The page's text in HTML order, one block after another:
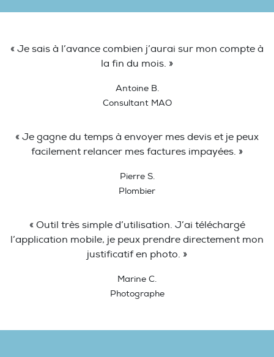
« Je sais à l’avance combien j’aurai sur mon compte à
la fin du mois. »
Antoine B.
Consultant MAO
« Je gagne du temps à envoyer mes devis et je peux
facilement relancer mes factures impayées. »
Pierre S.
Plombier
« Outil très simple d’utilisation. J’ai téléchargé
l’application mobile, je peux prendre directement mon
justificatif en photo. »
Marine C.
Photographe